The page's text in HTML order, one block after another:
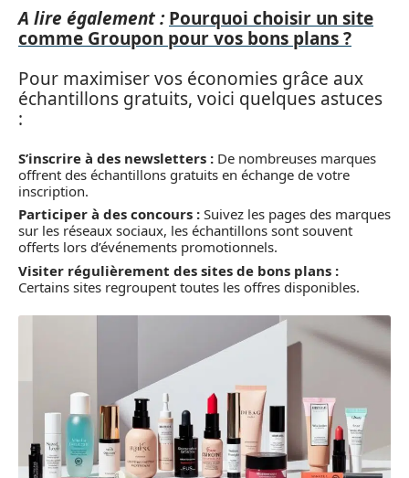
A lire également : Pourquoi choisir un site
comme Groupon pour vos bons plans ?
Pour maximiser vos économies grâce aux
échantillons gratuits, voici quelques astuces
:
S’inscrire à des newsletters : De nombreuses marques
offrent des échantillons gratuits en échange de votre
inscription.
Participer à des concours : Suivez les pages des marques
sur les réseaux sociaux, les échantillons sont souvent
offerts lors d’événements promotionnels.
Visiter régulièrement des sites de bons plans :
Certains sites regroupent toutes les offres disponibles.